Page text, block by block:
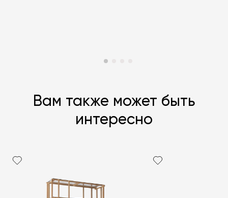
Вам также может быть
интересно